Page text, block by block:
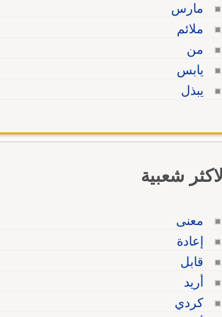
مارس
ملائم
من
يابس
يبذل
شعبية
معنى
إعادة
قابل
أريد
كردي